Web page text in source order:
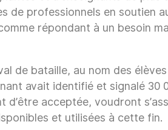
de professionnels en soutien
répondant à un besoin
de bataille, au nom des
avait identifié et signalé 30
d’être acceptée, voudront
et utilisées à cette fin.